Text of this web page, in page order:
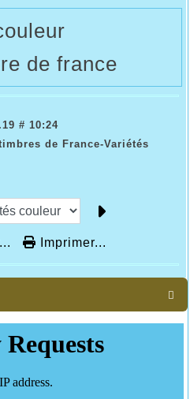

de france
# 10:24
de France-Variétés
Imprimer...